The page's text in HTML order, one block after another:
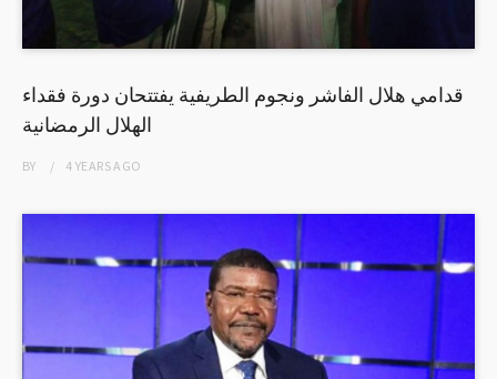
قدامي هلال الفاشر ونجوم الطريفية يفتتحان دورة فقداء
الهلال الرمضانية
BY 4 YEARSAGO